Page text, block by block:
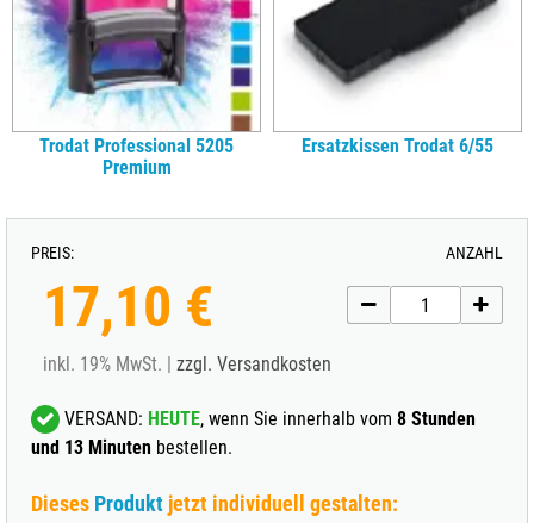
Trodat Professional 5205
Premium
Ersatzkissen Trodat 6/55
PREIS:
17,10 €
inkl. 19% MwSt. | zzgl. Versandkosten
VERSAND: HEUTE, wenn Sie innerhalb vom 8 Stunden
und 13 Minuten bestellen.
ANZAHL
Dieses Produkt jetzt individuell gestalten: